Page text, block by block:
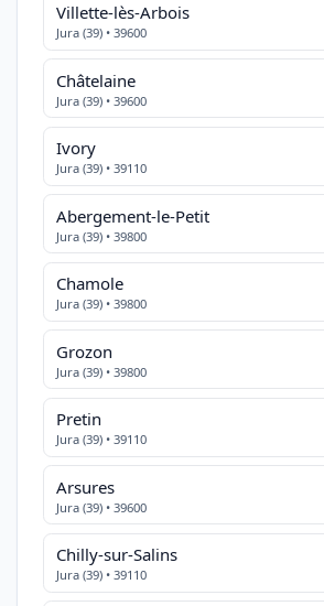
Villette-lès-Arbois
Jura (39) • 39600
Châtelaine
Jura (39) • 39600
Ivory
Jura (39) • 39110
Abergement-le-Petit
Jura (39) • 39800
Chamole
Jura (39) • 39800
Grozon
Jura (39) • 39800
Pretin
Jura (39) • 39110
Arsures
Jura (39) • 39600
Chilly-sur-Salins
Jura (39) • 39110